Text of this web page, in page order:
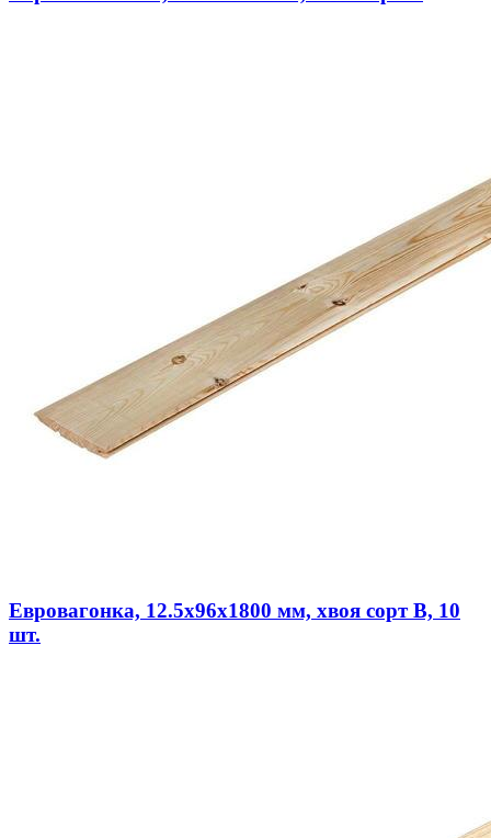
Евровагонка, 12.5х96х1800 мм, хвоя сорт В, 10
шт.